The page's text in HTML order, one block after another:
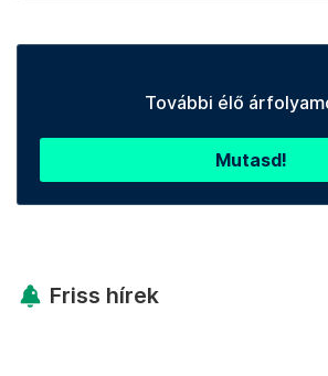
További élő
Mutasd!
Friss hírek